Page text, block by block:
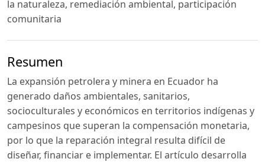
la naturaleza, remediación ambiental, participación
comunitaria
Resumen
La expansión petrolera y minera en Ecuador ha
generado daños ambientales, sanitarios,
socioculturales y económicos en territorios indígenas y
campesinos que superan la compensación monetaria,
por lo que la reparación integral resulta difícil de
diseñar, financiar e implementar. El artículo desarrolla